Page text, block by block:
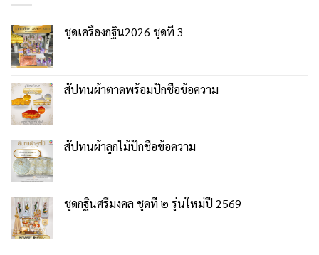
ชุดเครื่องกฐิน2026 ชุดที่ 3
สัปทนผ้าตาดพร้อมปักชื่อข้อความ
สัปทนผ้าลูกไม้ปักชื่อข้อความ
ชุดกฐินศรีมงคล ชุดที่ ๒ รุ่นใหม่ปี 2569